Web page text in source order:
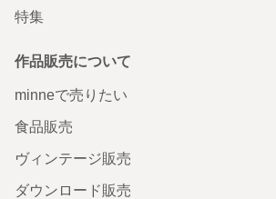
特集
作品販売について
minneで売りたい
食品販売
ヴィンテージ販売
ダウンロード販売